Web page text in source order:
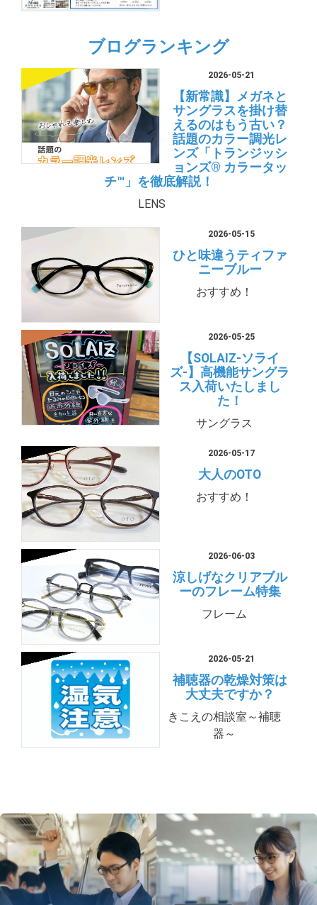
ブログランキング
2026-05-21
【新常識】メガネと
サングラスを掛け替
えるのはもう古い？
話題のカラー調光レ
ンズ「トランジッシ
ョンズ® カラータッ
チ™」を徹底解説！
LENS
2026-05-15
ひと味違うティファ
ニーブルー
おすすめ！
2026-05-25
【SOLAIZ-ソライ
ズ-】高機能サングラ
ス入荷いたしまし
た！
サングラス
2026-05-17
大人のOTO
おすすめ！
2026-06-03
涼しげなクリアブル
ーのフレーム特集
フレーム
2026-05-21
補聴器の乾燥対策は
大丈夫ですか？
きこえの相談室～補聴
器～